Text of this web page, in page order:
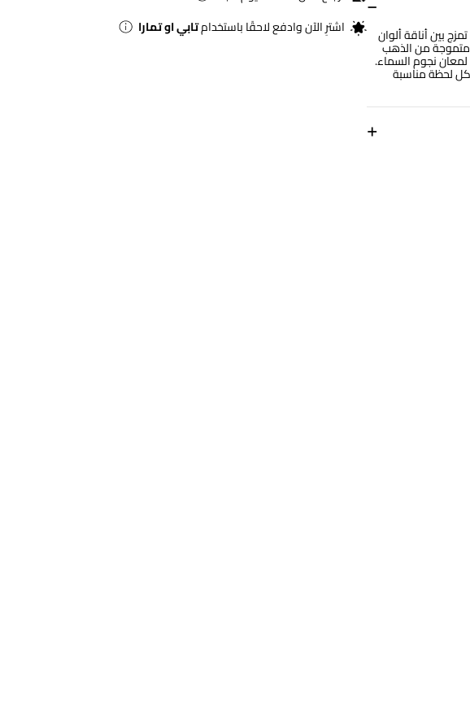
بين أناقة ألوان
متموجة من الذهب
لمعان نجوم السماء.
كل لحظة مناسبة
+
اشترِ الآن وادفع لاحقًا باستخدامتابي او تمارا